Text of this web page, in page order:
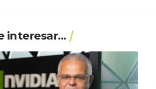
interesar...